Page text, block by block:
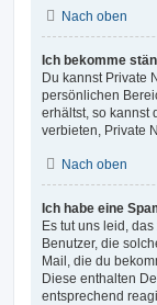
Nach oben
Ich bekomme
Du kannst Private
persönlichen
erhältst, so kannst
verbieten, Private
Nach oben
Ich habe eine
Es tut uns leid,
Benutzer, die
Mail, die du
Diese enthalten
entsprechend